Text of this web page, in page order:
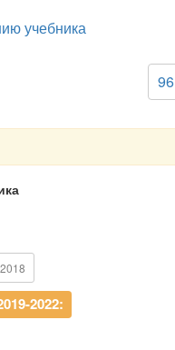
учебника
96
2022: